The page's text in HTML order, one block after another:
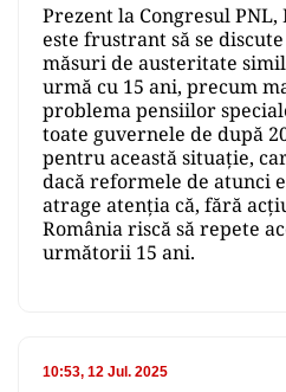
Prezent la Congresul
este frustrant să se
măsuri de austeritate
urmă cu 15 ani, precum
problema pensiilor
toate guvernele de după
pentru această situație,
dacă reformele de atunci
atrage atenția că, fără
România riscă să repete
următorii 15 ani.
10:53, 12 Jul. 2025